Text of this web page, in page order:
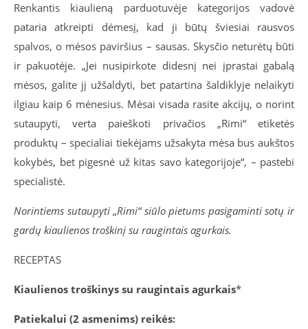
Renkantis kiaulieną parduotuvėje kategorijos vadovė
pataria atkreipti dėmesį, kad ji būtų šviesiai rausvos
spalvos, o mėsos paviršius – sausas. Skysčio neturėtų būti
ir pakuotėje. „Jei nusipirkote didesnį nei įprastai gabalą
mėsos, galite jį užšaldyti, bet patartina šaldiklyje nelaikyti
ilgiau kaip 6 mėnesius. Mėsai visada rasite akcijų, o norint
sutaupyti, verta paieškoti privačios „Rimi“ etiketės
produktų – specialiai tiekėjams užsakyta mėsa bus aukštos
kokybės, bet pigesnė už kitas savo kategorijoje“, – pastebi
specialistė.
Norintiems sutaupyti„Rimi“ siūlo pietums pasigaminti sotų ir
gardų kiaulienos troškinį su raugintais agurkais.
RECEPTAS
Kiaulienos troškinys su raugintais agurkais*
Patiekalui (2 asmenims) reikės: